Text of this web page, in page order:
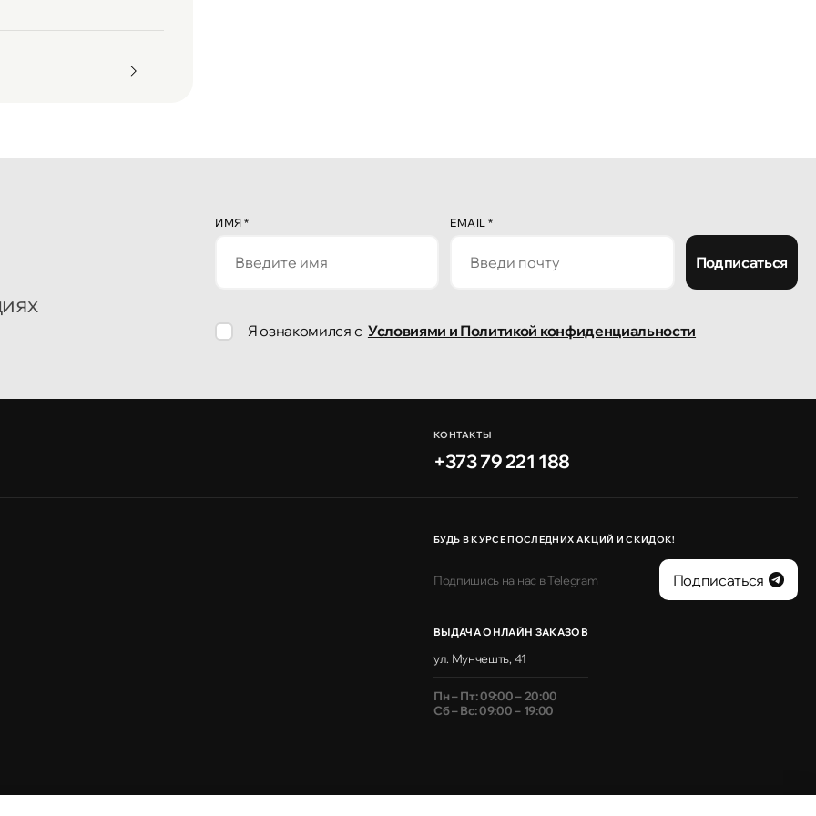
ИМЯ * EMAIL*
Подписаться
Я ознакомился с Условиями и Политикой конфиденциальности
КОНТАКТЫ
+373 79 221 188
БУДЬ В КУРСЕ ПОСЛЕДНИХ АКЦИЙ И СКИДОК!
Подпишись на нас в Telegram Подписаться
ВЫДАЧА ОНЛАЙН ЗАКАЗОВ
ул. Мунчешть, 41
Пн – Пт: 09:00 – 20:00
Сб – Вс: 09:00 – 19:00